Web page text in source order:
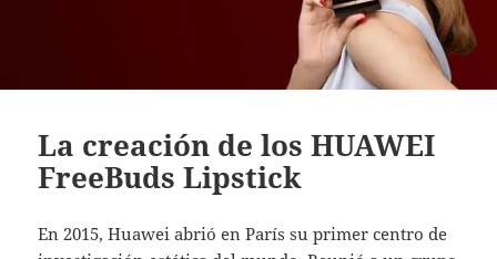
La creación de los HUAWEI
FreeBuds Lipstick
En 2015, Huawei abrió en París su primer centro de